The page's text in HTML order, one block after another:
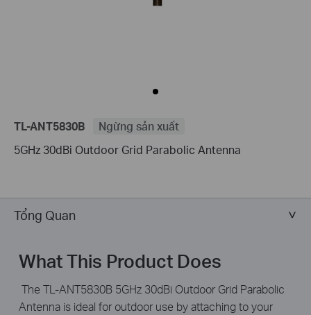
TL-ANT5830B
Ngừng sản xuất
5GHz 30dBi Outdoor Grid Parabolic Antenna
Tổng Quan
What This Product Does
The TL-ANT5830B 5GHz 30dBi Outdoor Grid Parabolic
Antenna is ideal for outdoor use by attaching to your